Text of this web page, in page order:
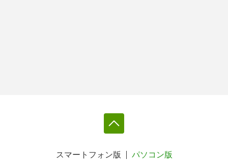
スマートフォン版 パソコン版